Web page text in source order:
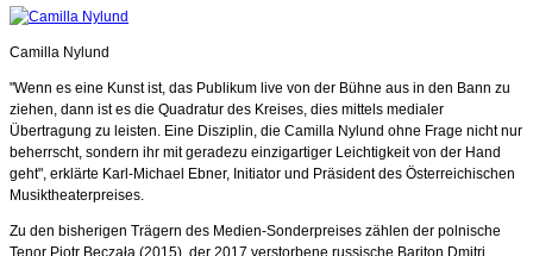
Camilla Nylund
"Wenn es eine Kunst ist, das Publikum live von der Bühne aus in den Bann zu
ziehen, dann ist es die Quadratur des Kreises, dies mittels medialer
Übertragung zu leisten. Eine Disziplin, die Camilla Nylund ohne Frage nicht nur
beherrscht, sondern ihr mit geradezu einzigartiger Leichtigkeit von der Hand
geht", erklärte Karl-Michael Ebner, Initiator und Präsident des Österreichischen
Musiktheaterpreises.
Zu den bisherigen Trägern des Medien-Sonderpreises zählen der polnische
Tenor Piotr Beczała (2015), der 2017 verstorbene russische Bariton Dmitri